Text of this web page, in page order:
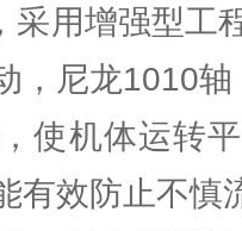
采用增强型工
，尼龙1010轴
使机体运转
有效防止不慎